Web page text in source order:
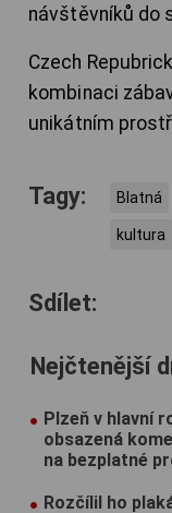
návštěvníků do
Czech
kombinaci
unikátním
Tagy: Blatná
kultura
Sdílet:
Nejčtenější
Plzeň v hlavní
obsazená
na bezplatné
Rozčílil ho